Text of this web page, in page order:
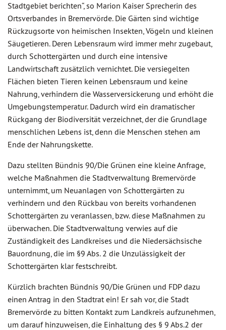
Stadtgebiet berichten“, so Marion Kaiser Sprecherin des
Ortsverbandes in Bremervörde. Die Gärten sind wichtige
Rückzugsorte von heimischen Insekten, Vögeln und kleinen
Säugetieren. Deren Lebensraum wird immer mehr zugebaut,
durch Schottergärten und durch eine intensive
Landwirtschaft zusätzlich vernichtet. Die versiegelten
Flächen bieten Tieren keinen Lebensraum und keine
Nahrung, verhindern die Wasserversickerung und erhöht die
Umgebungstemperatur. Dadurch wird ein dramatischer
Rückgang der Biodiversität verzeichnet, der die Grundlage
menschlichen Lebens ist, denn die Menschen stehen am
Ende der Nahrungskette.
Dazu stellten Bündnis 90/Die Grünen eine kleine Anfrage,
welche Maßnahmen die Stadtverwaltung Bremervörde
unternimmt, um Neuanlagen von Schottergärten zu
verhindern und den Rückbau von bereits vorhandenen
Schottergärten zu veranlassen, bzw. diese Maßnahmen zu
überwachen. Die Stadtverwaltung verwies auf die
Zuständigkeit des Landkreises und die Niedersächsische
Bauordnung, die im §9 Abs. 2 die Unzulässigkeit der
Schottergärten klar festschreibt.
Kürzlich brachten Bündnis 90/Die Grünen und FDP dazu
einen Antrag in den Stadtrat ein! Er sah vor, die Stadt
Bremervörde zu bitten Kontakt zum Landkreis aufzunehmen,
um darauf hinzuweisen, die Einhaltung des § 9 Abs.2 der